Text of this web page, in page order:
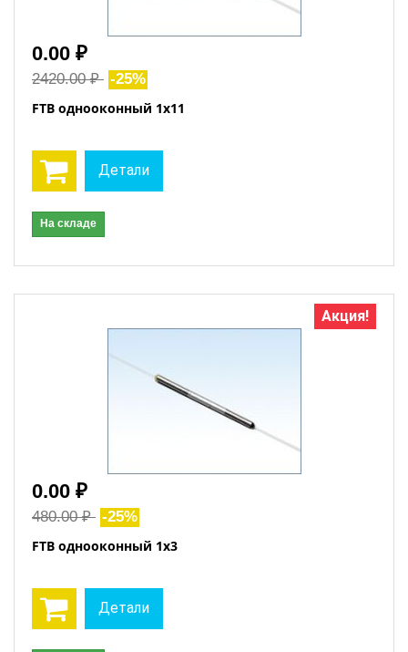
0.00 ₽
2420.00 ₽ -25%
FTB однооконный 1x11
Детали
На складе
Акция!
0.00 ₽
480.00 ₽ -25%
FTB однооконный 1x3
Детали